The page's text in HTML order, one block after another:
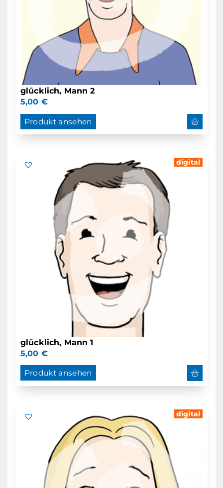
glücklich, Mann 2
5,00 €
Produkt ansehen
digital
glücklich, Mann 1
5,00 €
Produkt ansehen
digital